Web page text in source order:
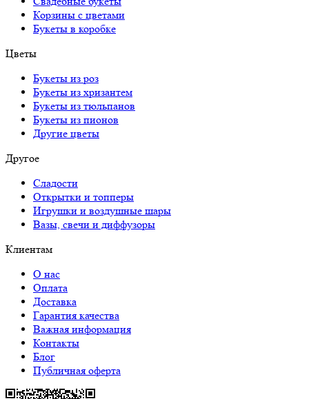
Корзины с цветами
Букеты в коробке
Цветы
Букеты из роз
Букеты из хризантем
Букеты из тюльпанов
Букеты из пионов
Другие цветы
Другое
Сладости
Открытки и топперы
Игрушки и воздушные шары
Вазы, свечи и диффузоры
Клиентам
О нас
Оплата
Доставка
Гарантия качества
Важная информация
Контакты
Блог
Публичная оферта